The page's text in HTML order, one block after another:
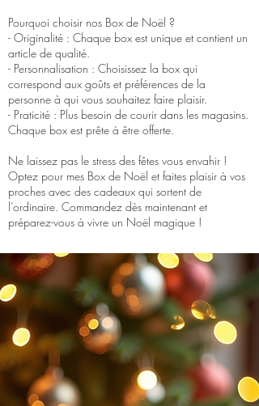
Pourquoi choisir nos Box de Noël ?
- Originalité : Chaque box est unique et contient un
article de qualité.
- Personnalisation : Choisissez la box qui
correspond aux goûts et préférences de la
personne à qui vous souhaitez faire plaisir.
- Praticité : Plus besoin de courir dans les magasins.
Chaque box est prête à être offerte.
Ne laissez pas le stress des fêtes vous envahir !
Optez pour mes Box de Noël et faites plaisir à vos
proches avec des cadeaux qui sortent de
l’ordinaire. Commandez dès maintenant et
préparez-vous à vivre un Noël magique !